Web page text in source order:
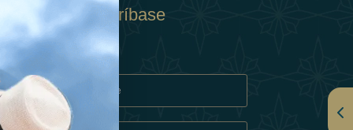
Suscríbase